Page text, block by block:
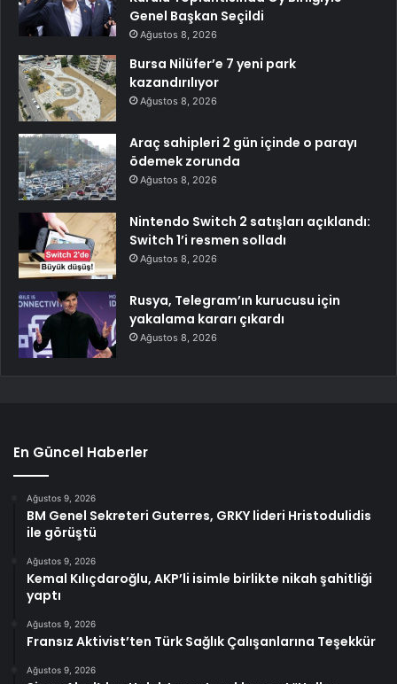
Genel Başkan Seçildi
Ağustos 8, 2026
Bursa Nilüfer’e 7 yeni park
kazandırılıyor
Ağustos 8, 2026
Araç sahipleri 2 gün içinde o parayı
ödemek zorunda
Ağustos 8, 2026
Nintendo Switch 2 satışları açıklandı:
Switch 1’i resmen solladı
Ağustos 8, 2026
Rusya, Telegram’ın kurucusu için
yakalama kararı çıkardı
Ağustos 8, 2026
En Güncel Haberler
Ağustos 9, 2026
BM Genel Sekreteri Guterres, GRKY lideri Hristodulidis
ile görüştü
Ağustos 9, 2026
Kemal Kılıçdaroğlu, AKP’li isimle birlikte nikah şahitliği
yaptı
Ağustos 9, 2026
Fransız Aktivist’ten Türk Sağlık Çalışanlarına Teşekkür
Ağustos 9, 2026